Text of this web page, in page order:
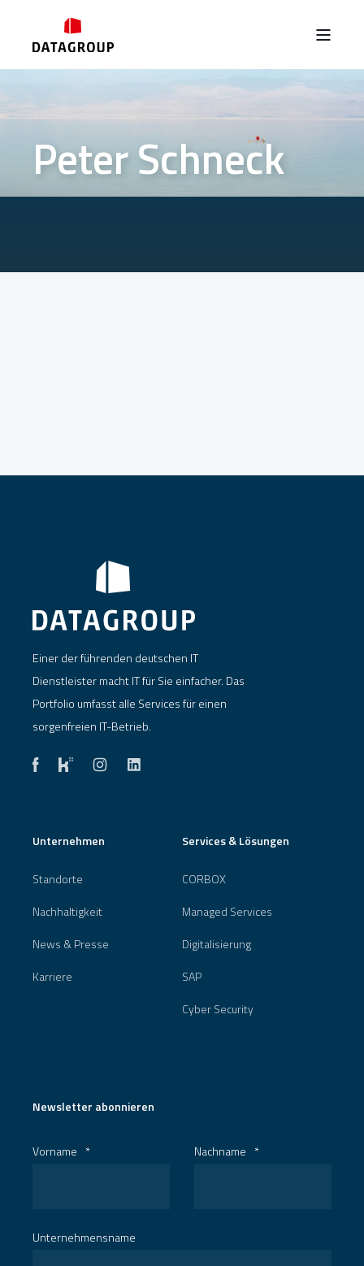
Peter Schneck
Einer der führenden deutschen IT
Dienstleister macht IT für Sie einfacher. Das
Portfolio umfasst alle Services für einen
sorgenfreien IT-Betrieb.
Unternehmen
Standorte
Nachhaltigkeit
News & Presse
Karriere
Services & Lösungen
CORBOX
Managed Services
Digitalisierung
SAP
Cyber Security
Newsletter abonnieren
Vorname * Nachname *
Unternehmensname